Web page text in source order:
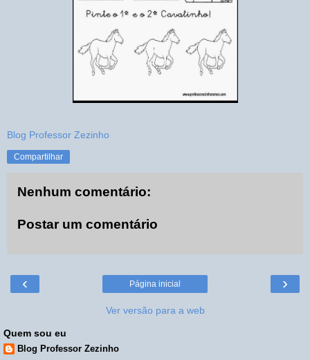
Blog Professor Zezinho
Compartilhar
Nenhum comentário:
Postar um comentário
‹ ›
Página inicial
Ver versão para a web
Quem sou eu
Blog Professor Zezinho